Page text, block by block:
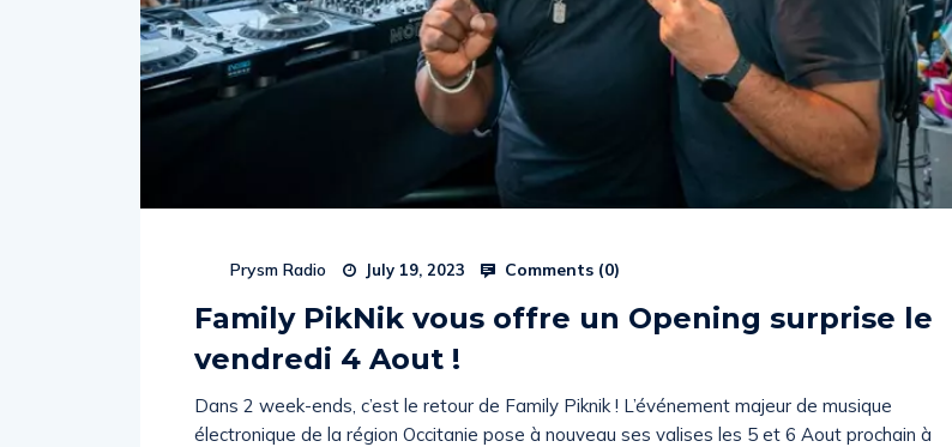
Prysm Radio July 19, 2023 Comments (0)
Family PikNik vous offre un Opening surprise le
vendredi 4 Aout !
Dans 2 week-ends, c’est le retour de Family Piknik ! L’événement majeur de musique
électronique de la région Occitanie pose à nouveau ses valises les 5 et 6 Aout prochain à